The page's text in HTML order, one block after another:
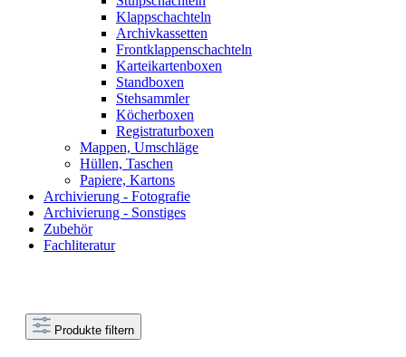
Klappschachteln
Archivkassetten
Frontklappenschachteln
Karteikartenboxen
Standboxen
Stehsammler
Köcherboxen
Registraturboxen
Mappen, Umschläge
Hüllen, Taschen
Papiere, Kartons
Archivierung - Fotografie
Archivierung - Sonstiges
Zubehör
Fachliteratur
Produkte filtern